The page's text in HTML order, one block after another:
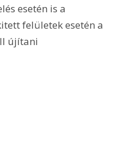
esetén is a
felületek esetén a
újítani